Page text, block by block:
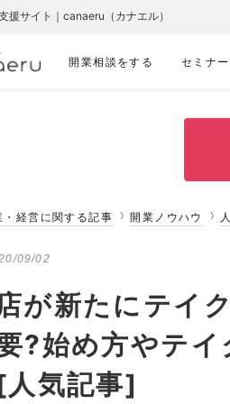
開業相談をする セミナ
援サイト｜canaeru（カナエル）
・経営に関する記事 開業ノウハウ
09/02
が新たにテイ
?始め方やテ
気記事]